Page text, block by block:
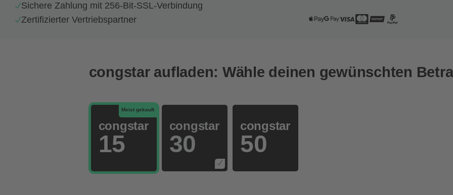
Sichere Zahlung mit 256-Bit-SSL-Verbindung
Zertifizierter Vertriebspartner
congstar aufladen: Wähle deinen gewünschten
congstar
15
Meist gekauft
congstar
30
congstar
50